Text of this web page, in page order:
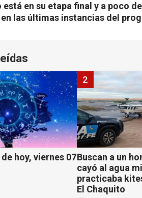
está en su etapa final y a poco
las últimas instancias del
hoy, viernes 07Buscan a un
cayó al agua
practicaba
El Chaquito
2